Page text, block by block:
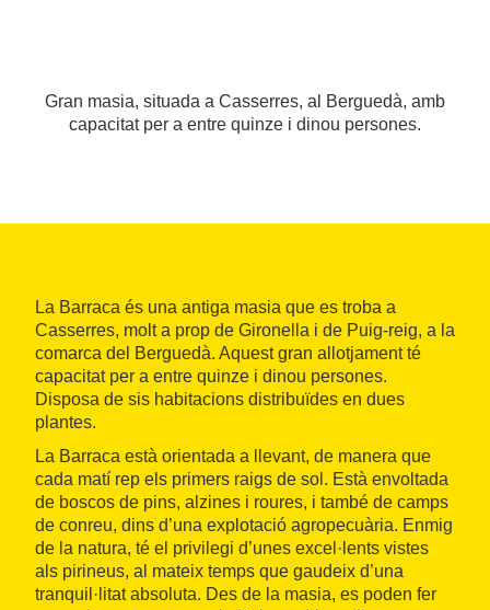
Gran masia, situada a Casserres, al Berguedà, amb
capacitat per a entre quinze i dinou persones.
La Barraca és una antiga masia que es troba a
Casserres, molt a prop de Gironella i de Puig-reig, a la
comarca del Berguedà. Aquest gran allotjament té
capacitat per a entre quinze i dinou persones.
Disposa de sis habitacions distribuïdes en dues
plantes.
La Barraca està orientada a llevant, de manera que
cada matí rep els primers raigs de sol. Està envoltada
de boscos de pins, alzines i roures, i també de camps
de conreu, dins d’una explotació agropecuària. Enmig
de la natura, té el privilegi d’unes excel·lents vistes
als pirineus, al mateix temps que gaudeix d’una
tranquil·litat absoluta. Des de la masia, es poden fer